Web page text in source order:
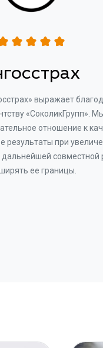
выражает
«СоколикГрупп».
отношение к
результаты при
совместной
ее границы.